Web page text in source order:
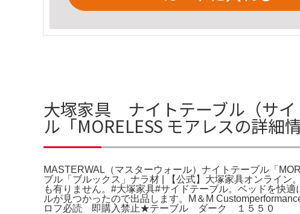
大塚家具 ナイトテーブル（サイ
ル「MORELESS モアレスの詳細
MASTERWAL（マスターウォール）ナイトテーブル「
ブル「ブルックス」ナラ材 | 【公式】大塚家具オンライ
も有りません。#大塚家具#サイドテーブル。ベッドを快
ルが見つかったので出品します。M＆M
ロフ必読 即購入禁止★テーブル ダーク １５５０